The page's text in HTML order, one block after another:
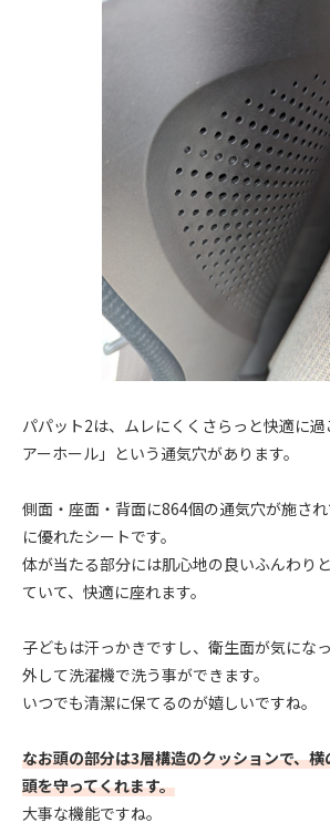
パパット2は、ムレにくくさらっと快適に
アーホール」という通気穴があります。
側面・座面・背面に864個の通気穴が施さ
に優れたシートです。
体が当たる部分には肌心地の良いふんわり
ていて、快適に座れます。
子どもは汗っかきですし、衛生面が気にな
外して洗濯機で洗う事ができます。
いつでも清潔に保てるのが嬉しいですね。
なお頭の部分は3層構造のクッションで、
頭を守ってくれます。
大事な機能ですね。